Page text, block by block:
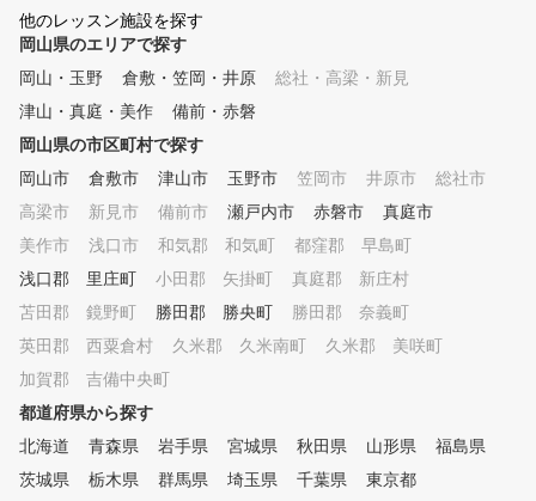
友達）などはレッスン可能です
。また店舗外レッスン（ラウン
ドレッスン・出張レッスン等）
は可能ですのでお気軽にお問合
せください。
そ、ゴルフスクールで正
切りや苦手な部分のサポ
行い ゴルフ仲間を わっ！
かせる成果を出せるよう
いさせていただきます！ イン
ドアゴルフで天候を気に
ュレーションマシンで、
コースをまわるのに近い
る環境で上達できます。 パー
しっかりチェックしなが
他のレッスン施設を探す
岡山県のエリアで探す
岡山・玉野
倉敷・笠岡・井原
総社・高梁・新見
津山・真庭・美作
備前・赤磐
岡山県の市区町村で探す
岡山市
倉敷市 津山市 玉野市 笠岡市 井原市
総社市
高梁市
新見市 備前市 瀬戸内市 赤磐市
真庭市
美作市
浅口市 和気郡 和気町
都窪郡 早島町
浅口郡 里庄町
小田郡 矢掛町
真庭郡 新庄村
苫田郡 鏡野町
勝田郡 勝央町
勝田郡 奈義町
英田郡 西粟倉村
久米郡 久米南町
久米郡 美咲町
加賀郡 吉備中央町
都道府県から探す
北海道
青森県 岩手県 宮城県 秋田県 山形県
福島県
茨城県
栃木県 群馬県 埼玉県 千葉県
東京都